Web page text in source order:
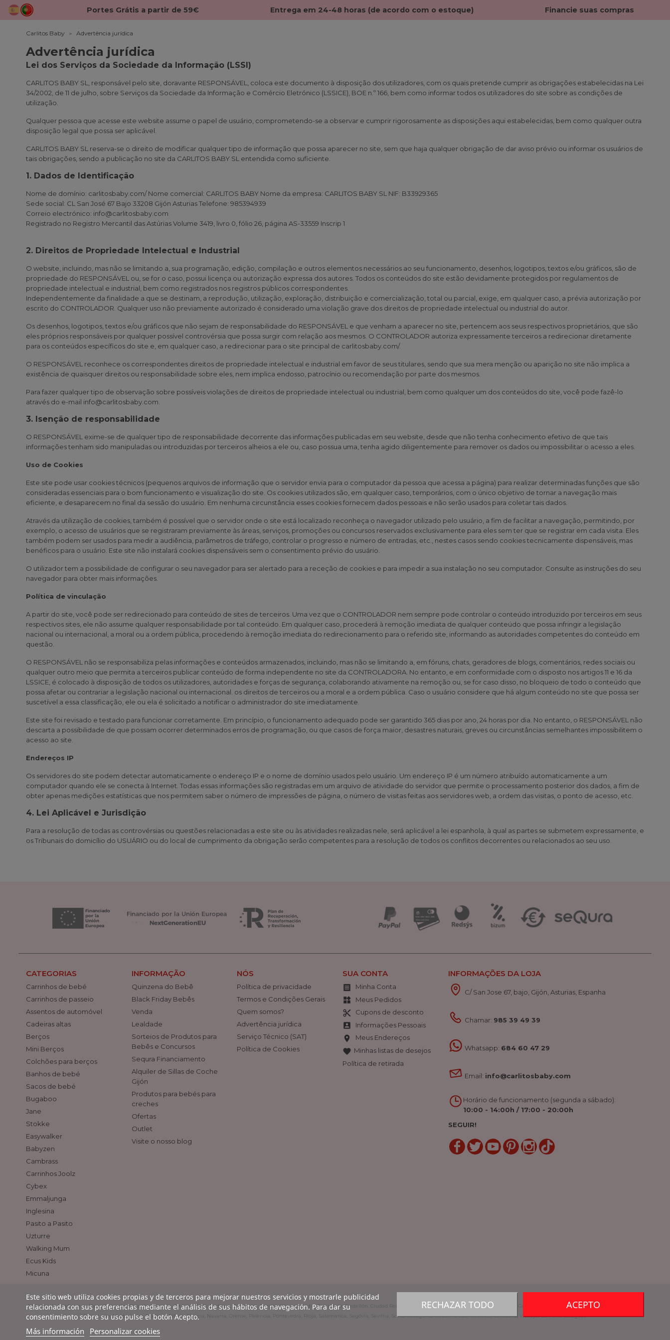
Portes Grátis a partir de 59€ Entrega em 24-48 horas (de acordo com o estoque) Financie suas compras
Carlitos Baby Advertência jurídica
Advertência jurídica
Lei dos Serviços da Sociedade da Informação (LSSI)
CARLITOS BABY SL, responsável pelo site, doravante RESPONSÁVEL, coloca este documento à disposição dos utilizadores, com os quais pretende cumprir as obrigações estabelecidas na Lei
34/2002, de 11 de julho, sobre Serviços da Sociedade da Informação e Comércio Eletrónico (LSSICE), BOE n.º 166, bem como informar todos os utilizadores do site sobre as condições de
utilização.
Qualquer pessoa que acesse este website assume o papel de usuário, comprometendo-se a observar e cumprir rigorosamente as disposições aqui estabelecidas, bem como qualquer outra
disposição legal que possa ser aplicável.
CARLITOS BABY SL reserva-se o direito de modificar qualquer tipo de informação que possa aparecer no site, sem que haja qualquer obrigação de dar aviso prévio ou informar os usuários de
tais obrigações, sendo a publicação no site da CARLITOS BABY SL entendida como suficiente.
1. Dados de Identificação
Nome de domínio: carlitosbaby.com/ Nome comercial: CARLITOS BABY Nome da empresa: CARLITOS BABY SL NIF: B33929365
Sede social: CL San José 67 Bajo 33208 Gijón Asturias Telefone: 985394939
Correio electrónico: info@carlitosbaby.com
Registrado no Registro Mercantil das Astúrias Volume 3419, livro 0, fólio 26, página AS-33559 Inscrip 1
2. Direitos de Propriedade Intelectual e Industrial
O website, incluindo, mas não se limitando a, sua programação, edição, compilação e outros elementos necessários ao seu funcionamento, desenhos, logotipos, textos e/ou gráficos, são de
propriedade do RESPONSÁVEL ou, se for o caso, possui licença ou autorização expressa dos autores. Todos os conteúdos do site estão devidamente protegidos por regulamentos de
propriedade intelectual e industrial, bem como registrados nos registros públicos correspondentes.
Independentemente da finalidade a que se destinam, a reprodução, utilização, exploração, distribuição e comercialização, total ou parcial, exige, em qualquer caso, a prévia autorização por
escrito do CONTROLADOR. Qualquer uso não previamente autorizado é considerado uma violação grave dos direitos de propriedade intelectual ou industrial do autor.
Os desenhos, logotipos, textos e/ou gráficos que não sejam de responsabilidade do RESPONSÁVEL e que venham a aparecer no site, pertencem aos seus respectivos proprietários, que são
eles próprios responsáveis por qualquer possível controvérsia que possa surgir com relação aos mesmos. O CONTROLADOR autoriza expressamente terceiros a redirecionar diretamente
para os conteúdos específicos do site e, em qualquer caso, a redirecionar para o site principal de carlitosbaby.com/.
O RESPONSÁVEL reconhece os correspondentes direitos de propriedade intelectual e industrial em favor de seus titulares, sendo que sua mera menção ou aparição no site não implica a
existência de quaisquer direitos ou responsabilidade sobre eles, nem implica endosso, patrocínio ou recomendação por parte dos mesmos.
Para fazer qualquer tipo de observação sobre possíveis violações de direitos de propriedade intelectual ou industrial, bem como qualquer um dos conteúdos do site, você pode fazê-lo
através do e-mail info@carlitosbaby.com.
3. Isenção de responsabilidade
O RESPONSÁVEL exime-se de qualquer tipo de responsabilidade decorrente das informações publicadas em seu website, desde que não tenha conhecimento efetivo de que tais
informações tenham sido manipuladas ou introduzidas por terceiros alheios a ele ou, caso possua uma, tenha agido diligentemente para remover os dados ou impossibilitar o acesso a eles.
Uso de Cookies
Este site pode usar cookies técnicos (pequenos arquivos de informação que o servidor envia para o computador da pessoa que acessa a página) para realizar determinadas funções que são
consideradas essenciais para o bom funcionamento e visualização do site. Os cookies utilizados são, em qualquer caso, temporários, com o único objetivo de tornar a navegação mais
eficiente, e desaparecem no final da sessão do usuário. Em nenhuma circunstância esses cookies fornecem dados pessoais e não serão usados para coletar tais dados.
Através da utilização de cookies, também é possível que o servidor onde o site está localizado reconheça o navegador utilizado pelo usuário, a fim de facilitar a navegação, permitindo, por
exemplo, o acesso de usuários que se registraram previamente às áreas, serviços, promoções ou concursos reservados exclusivamente para eles sem ter que se registrar em cada visita. Eles
também podem ser usados para medir a audiência, parâmetros de tráfego, controlar o progresso e número de entradas, etc., nestes casos sendo cookies tecnicamente dispensáveis, mas
benéficos para o usuário. Este site não instalará cookies dispensáveis sem o consentimento prévio do usuário.
O utilizador tem a possibilidade de configurar o seu navegador para ser alertado para a receção de cookies e para impedir a sua instalação no seu computador. Consulte as instruções do seu
navegador para obter mais informações.
Política de vinculação
A partir do site, você pode ser redirecionado para conteúdo de sites de terceiros. Uma vez que o CONTROLADOR nem sempre pode controlar o conteúdo introduzido por terceiros em seus
respectivos sites, ele não assume qualquer responsabilidade por tal conteúdo. Em qualquer caso, procederá à remoção imediata de qualquer conteúdo que possa infringir a legislação
nacional ou internacional, a moral ou a ordem pública, procedendo à remoção imediata do redirecionamento para o referido site, informando as autoridades competentes do conteúdo em
questão.
O RESPONSÁVEL não se responsabiliza pelas informações e conteúdos armazenados, incluindo, mas não se limitando a, em fóruns, chats, geradores de blogs, comentários, redes sociais ou
qualquer outro meio que permita a terceiros publicar conteúdo de forma independente no site da CONTROLADORA. No entanto, e em conformidade com o disposto nos artigos 11 e 16 da
LSSICE, é colocado à disposição de todos os utilizadores, autoridades e forças de segurança, colaborando ativamente na remoção ou, se for caso disso, no bloqueio de todo o conteúdo que
possa afetar ou contrariar a legislação nacional ou internacional. os direitos de terceiros ou a moral e a ordem pública. Caso o usuário considere que há algum conteúdo no site que possa ser
suscetível a essa classificação, ele ou ela é solicitado a notificar o administrador do site imediatamente.
Este site foi revisado e testado para funcionar corretamente. Em princípio, o funcionamento adequado pode ser garantido 365 dias por ano, 24 horas por dia. No entanto, o RESPONSÁVEL não
descarta a possibilidade de que possam ocorrer determinados erros de programação, ou que casos de força maior, desastres naturais, greves ou circunstâncias semelhantes impossibilitem o
acesso ao site.
Endereços IP
Os servidores do site podem detectar automaticamente o endereço IP e o nome de domínio usados pelo usuário. Um endereço IP é um número atribuído automaticamente a um
computador quando ele se conecta à Internet. Todas essas informações são registradas em um arquivo de atividade do servidor que permite o processamento posterior dos dados, a fim de
obter apenas medições estatísticas que nos permitem saber o número de impressões de página, o número de visitas feitas aos servidores web, a ordem das visitas, o ponto de acesso, etc.
4. Lei Aplicável e Jurisdição
Para a resolução de todas as controvérsias ou questões relacionadas a este site ou às atividades realizadas nele, será aplicável a lei espanhola, à qual as partes se submetem expressamente, e
os Tribunais do domicílio do USUÁRIO ou do local de cumprimento da obrigação serão competentes para a resolução de todos os conflitos decorrentes ou relacionados ao seu uso.
CATEGORIAS
Carrinhos de bebé
Carrinhos de passeio
Assentos de automóvel
Cadeiras altas
Berços
Mini Berços
Colchões para berços
Banhos de bebé
Sacos de bebé
Bugaboo
Jane
Stokke
Easywalker
Babyzen
Cambrass
Carrinhos Joolz
Cybex
Emmaljunga
Inglesina
Pasito a Pasito
Uzturre
Walking Mum
Ecus Kids
Micuna
INFORMAÇÃO
Quinzena do Bebê
Black Friday Bebês
Venda
Lealdade
Sorteios de Produtos para
Bebês e Concursos
Sequra Financiamento
Alquiler de Sillas de Coche
Gijón
Produtos para bebés para
creches
Ofertas
Outlet
Visite o nosso blog
NÓS
Política de privacidade
Termos e Condições Gerais
Quem somos?
Advertência jurídica
Serviço Técnico (SAT)
Política de Cookies
SUA CONTA
 Minha Conta
widgets Meus Pedidos
content_cut Cupons de desconto
account_box Informações Pessoais
location_on Meus Endereços
favorite Minhas listas de desejos
Política de retirada
INFORMAÇÕES DA LOJA
C/ San Jose 67, bajo, Gijón, Asturias, Espanha
Chamar: 985 39 49 39
Whatsapp: 684 60 47 29
Email: info@carlitosbaby.com
Horário de funcionamento (segunda a sábado):
10:00 - 14:00h / 17:00 - 20:00h
SEGUIR!
LinkedInGorjeioYouTubePinterestLinkedinTikTok
Este sitio web utiliza cookies propias y de terceros para mejorar nuestros servicios y mostrarle publicidad
relacionada con sus preferencias mediante el análisis de sus hábitos de navegación. Para dar su
consentimiento sobre su uso pulse el botón Acepto.
Más información Personalizar cookies
RECHAZAR TODO ACEPTO
Advertência jurídica em Álava, Albacete, Alicante, Almería, Astúrias, Ávila, Badajoz, Barcelona, Burgos, Cáceres, Cádiz, Cantábria, Castellón, Ciudad Real, Córdoba, La Coruña, La Rioja, Cuenca, Girona, Granada, Guadalajara, Guipúzcoa, Huelva, Huesca,
Jaen, León, Lleida, Lugo, Madrid, Málaga, Múrcia, Navarra, Orense, Palencia, Pontevedra, Rioja, Salamanca, Segóvia, Sevilha, Soria, Tarragona, Teruel, Toledo, Valência, Valladolid, Vizcaya, Zamora, Saragoça.